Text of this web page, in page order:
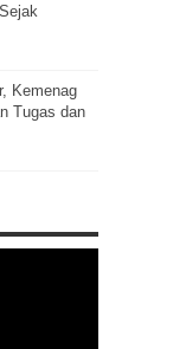
Kemenag
Tugas dan